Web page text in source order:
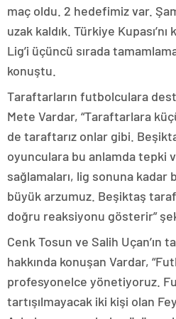
maç oldu. 2 hedefimiz var.
uzak kaldık. Türkiye
Lig’i üçüncü sırada
konuştu.
Taraftarların futbolculara
Mete Vardar, “Taraftarlara
de taraftarız onlar gibi.
oyunculara bu anlamda tepki
sağlamaları, lig sonuna
büyük arzumuz. Beşiktaş
doğru reaksiyonu gösterir”
Cenk Tosun ve Salih Uçan’ın
hakkında konuşan Vardar,
profesyonelce yönetiyoruz.
tartışılmayacak iki kişi olan